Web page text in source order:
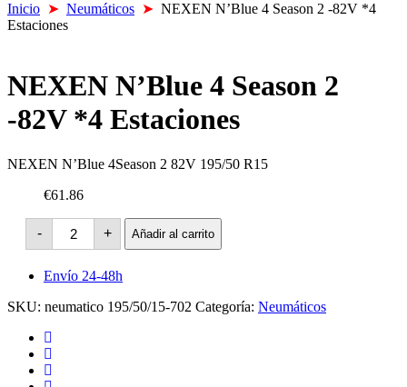
Inicio ➤ Neumáticos ➤ NEXEN N’Blue 4 Season 2 -82V *4
Estaciones
NEXEN N’Blue 4 Season 2
-82V *4 Estaciones
NEXEN N’Blue 4Season 2 82V 195/50 R15
€61.86
-
NEXEN
N'Blue
4
Season
2
*4
+ Añadir al carrito
Envío 24-48h
SKU: neumatico 195/50/15-702 Categoría: Neumáticos